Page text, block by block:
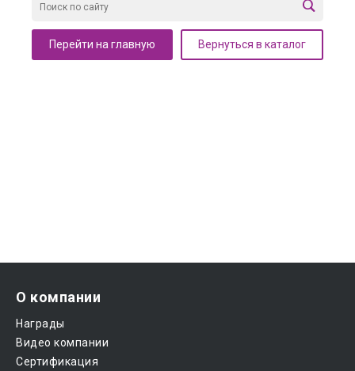
Перейти на главную Вернуться в каталог
О компании
Награды
Видео компании
Сертификация